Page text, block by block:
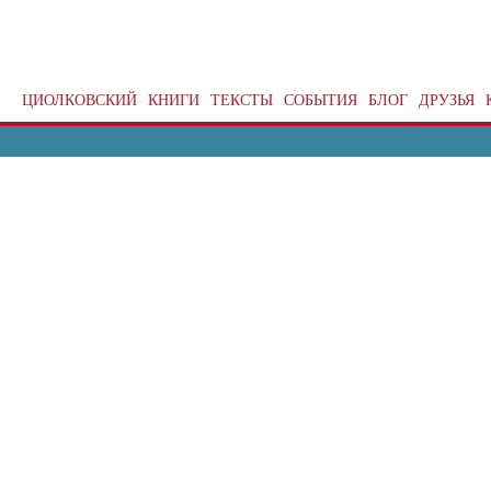
ЦИОЛКОВСКИЙ КНИГИ ТЕКСТЫ СОБЫТИЯ БЛОГ ДРУЗЬЯ